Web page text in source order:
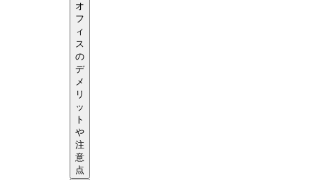
オ
フ
ィ
ス
の
デ
メ
リ
ッ
ト
や
注
意
点